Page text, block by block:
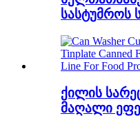
სასტუმროს
ქილის
მაღალი